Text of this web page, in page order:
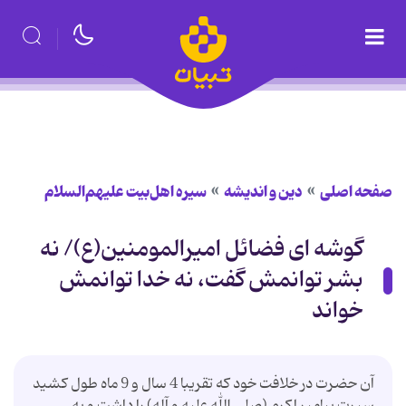
صفحه اصلی دین و اندیشه سیره اهل‌بیت علیهم‌السلام
گوشه ای فضائل امیرالمومنین(ع)/ نه
بشر توانمش گفت، نه خدا توانمش
خواند
آن حضرت در خلافت خود که تقریبا 4 سال و 9 ماه طول کشید